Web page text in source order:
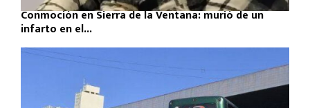
Conmoción en Sierra de la Ventana: murió de un
infarto en el...